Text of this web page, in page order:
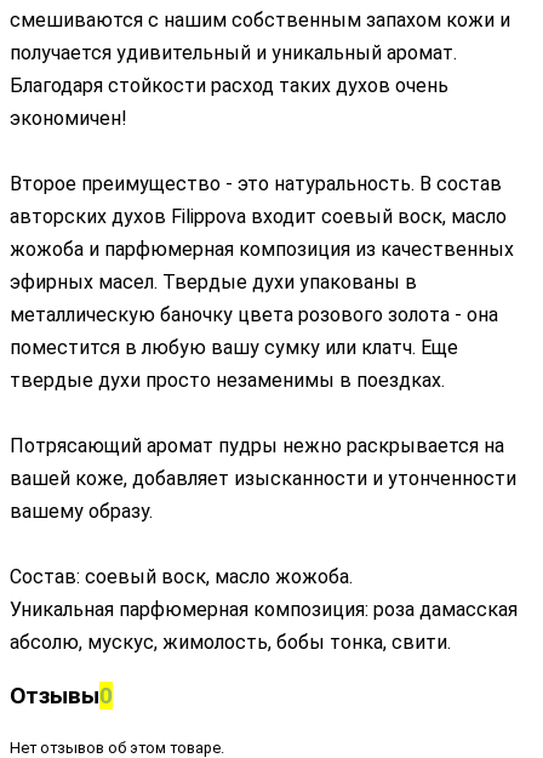
смешиваются с нашим собственным запахом кожи и
получается удивительный и уникальный аромат.
Благодаря стойкости расход таких духов очень
экономичен!
Второе преимущество - это натуральность. В состав
авторских духов Filippova входит соевый воск, масло
жожоба и парфюмерная композиция из качественных
эфирных масел. Твердые духи упакованы в
металлическую баночку цвета розового золота - она
поместится в любую вашу сумку или клатч. Еще
твердые духи просто незаменимы в поездках.
Потрясающий аромат пудры нежно раскрывается на
вашей коже, добавляет изысканности и утонченности
вашему образу.
Состав: соевый воск, масло жожоба.
Уникальная парфюмерная композиция: роза дамасская
абсолю, мускус, жимолость, бобы тонка, свити.
Отзывы0
Нет отзывов об этом товаре.